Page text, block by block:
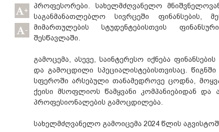
+
-
პროფესორები. სახელმძღვანელო
საგანმანათლებლო სივრცეში ფინანსების,
მიმართულების სტუდენტებისთვის
შესწავლაში.
გამოცემა, ასევე, საინტერესო იქნება
და გამოცდილი სპეციალისტებისთვისაც. წიგნში
სფეროში არსებული თანამედროვე ცოდნა,
ქეისი მსოფლიოს წამყვანი კომპანიებიდან
პროფესიონალების გამოცდილება.
სახელმძღვანელო გამოიცემა 2024 წლის